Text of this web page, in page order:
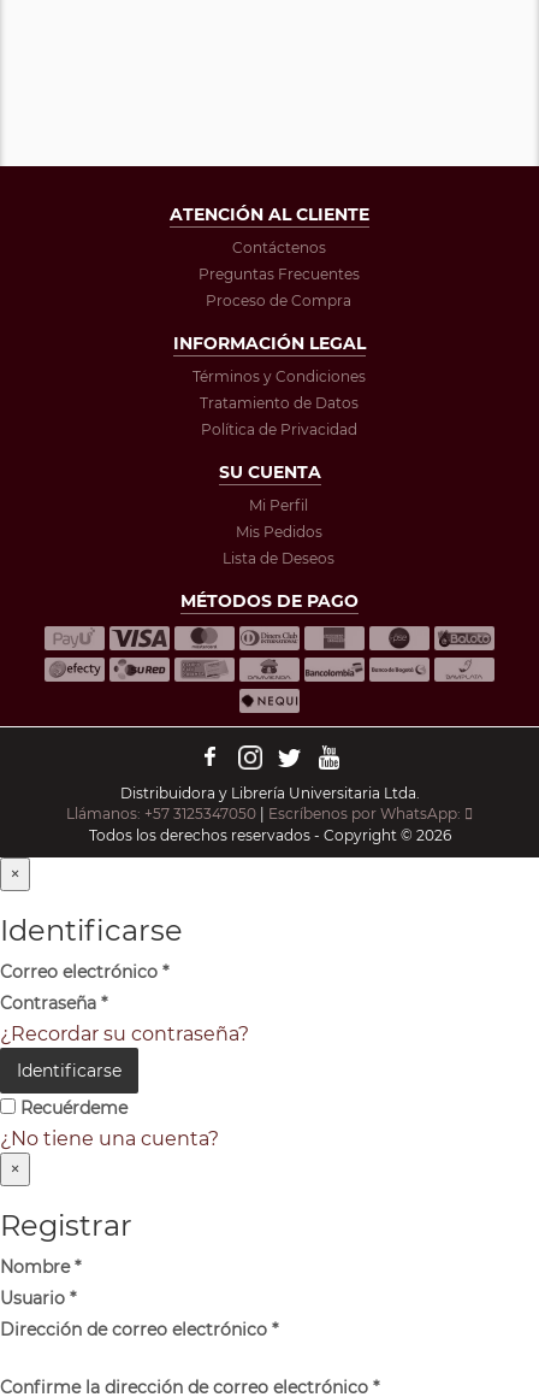
ATENCIÓN AL CLIENTE
Contáctenos
Preguntas Frecuentes
Proceso de Compra
INFORMACIÓN LEGAL
Términos y Condiciones
Tratamiento de Datos
Política de Privacidad
SU CUENTA
Mi Perfil
Mis Pedidos
Lista de Deseos
MÉTODOS DE PAGO
Distribuidora y Librería Universitaria Ltda.
Llámanos: +57 3125347050 | Escríbenos por WhatsApp:
Todos los derechos reservados - Copyright © 2026
×
Identificarse
Correo electrónico *
Contraseña *
¿Recordar su contraseña?
Identificarse
Recuérdeme
¿No tiene una cuenta?
×
Registrar
Nombre*
Usuario *
Dirección de correo electrónico *
Confirme la dirección de correo electrónico *